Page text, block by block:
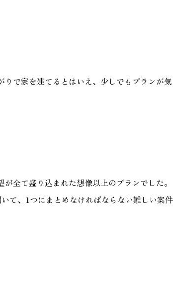
で家を建てるとはいえ、少しでもプランが気
全て盛り込まれた想像以上のプランでした。
て、1つにまとめなければならない難しい案